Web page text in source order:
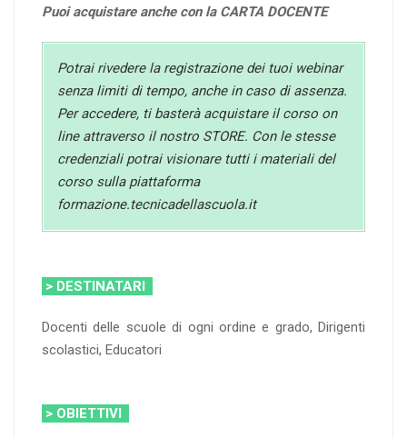
Puoi acquistare anche con la CARTA DOCENTE
Potrai rivedere la registrazione dei tuoi webinar
senza limiti di tempo, anche in caso di assenza.
Per accedere, ti basterà acquistare il corso on
line attraverso il nostro STORE. Con le stesse
credenziali potrai visionare tutti i materiali del
corso sulla piattaforma
formazione.tecnicadellascuola.it
> DESTINATARI
Docenti delle scuole di ogni ordine e grado, Dirigenti
scolastici, Educatori
> OBIETTIVI